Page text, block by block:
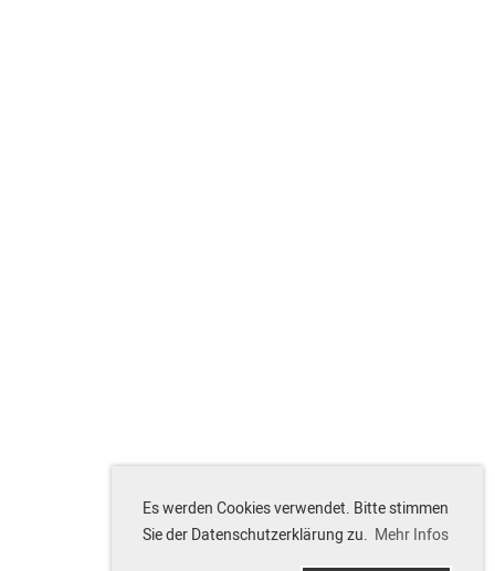
Es werden Cookies verwendet. Bitte stimmen
Sie der Datenschutzerklärung zu. Mehr Infos